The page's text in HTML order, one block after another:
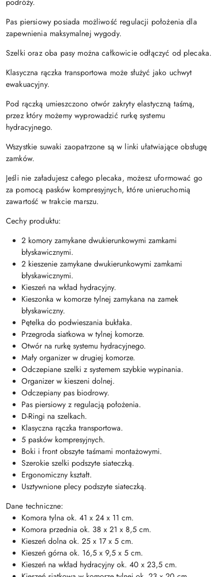
podróży.
Pas piersiowy posiada możliwość regulacji położenia dla
zapewnienia maksymalnej wygody.
Szelki oraz oba pasy można całkowicie odłączyć od plecaka.
Klasyczna rączka transportowa może służyć jako uchwyt
ewakuacyjny.
Pod rączką umieszczono otwór zakryty elastyczną taśmą,
przez który możemy wyprowadzić rurkę systemu
hydracyjnego.
Wszystkie suwaki zaopatrzone są w linki ułatwiające obsługę
zamków.
Jeśli nie załadujesz całego plecaka, możesz uformować go
za pomocą pasków kompresyjnych, które unieruchomią
zawartość w trakcie marszu.
Cechy produktu:
2 komory zamykane dwukierunkowymi zamkami
błyskawicznymi.
2 kieszenie zamykane dwukierunkowymi zamkami
błyskawicznymi.
Kieszeń na wkład hydracyjny.
Kieszonka w komorze tylnej zamykana na zamek
błyskawiczny.
Pętelka do podwieszania bukłaka.
Przegroda siatkowa w tylnej komorze.
Otwór na rurkę systemu hydracyjnego.
Mały organizer w drugiej komorze.
Odczepiane szelki z systemem szybkie wypinania.
Organizer w kieszeni dolnej.
Odczepiany pas biodrowy.
Pas piersiowy z regulacją położenia.
D-Ringi na szelkach.
Klasyczna rączka transportowa.
5 pasków kompresyjnych.
Boki i front obszyte taśmami montażowymi.
Szerokie szelki podszyte siateczką.
Ergonomiczny kształt.
Usztywnione plecy podszyte siateczką.
Dane techniczne:
Komora tylna ok. 41 x 24 x 11 cm.
Komora przednia ok. 38 x 21 x 8,5 cm.
Kieszeń dolna ok. 25 x 17 x 5 cm.
Kieszeń górna ok. 16,5 x 9,5 x 5 cm.
Kieszeń na wkład hydracyjny ok. 40 x 23,5 cm.